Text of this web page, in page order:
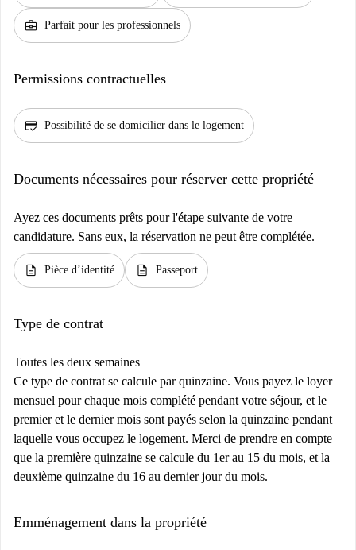
business_center Parfait pour les professionnels
Permissions contractuelles
credit_score Possibilité de se domicilier dans le logement
Documents nécessaires pour réserver cette propriété
Ayez ces documents prêts pour l'étape suivante de votre
candidature. Sans eux, la réservation ne peut être complétée.
description Pièce d’identité description Passeport
Type de contrat
Toutes les deux semaines
Ce type de contrat se calcule par quinzaine. Vous payez le loyer
mensuel pour chaque mois complété pendant votre séjour, et le
premier et le dernier mois sont payés selon la quinzaine pendant
laquelle vous occupez le logement. Merci de prendre en compte
que la première quinzaine se calcule du 1er au 15 du mois, et la
deuxième quinzaine du 16 au dernier jour du mois.
Emménagement dans la propriété